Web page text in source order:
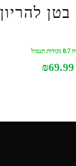
להריון
תגמול
₪69.99